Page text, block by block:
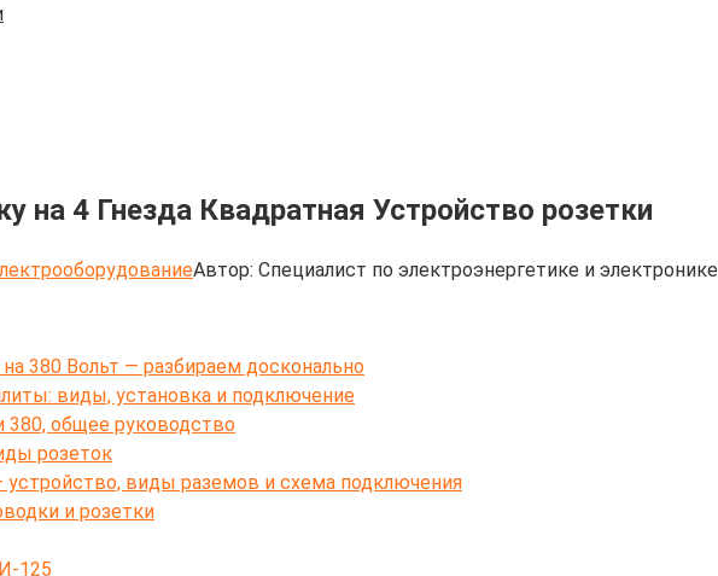
на 4 Гнезда Квадратная Устройство розетки
Автор: Cпециалист по электроэнергетике и электронике
380 Вольт — разбираем досконально
виды, установка и подключение
380, общее руководство
розеток
устройство, виды раземов и схема подключения
и розетки
125